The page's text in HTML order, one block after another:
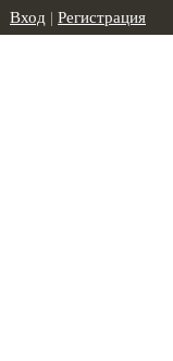
Вход | Регистрация